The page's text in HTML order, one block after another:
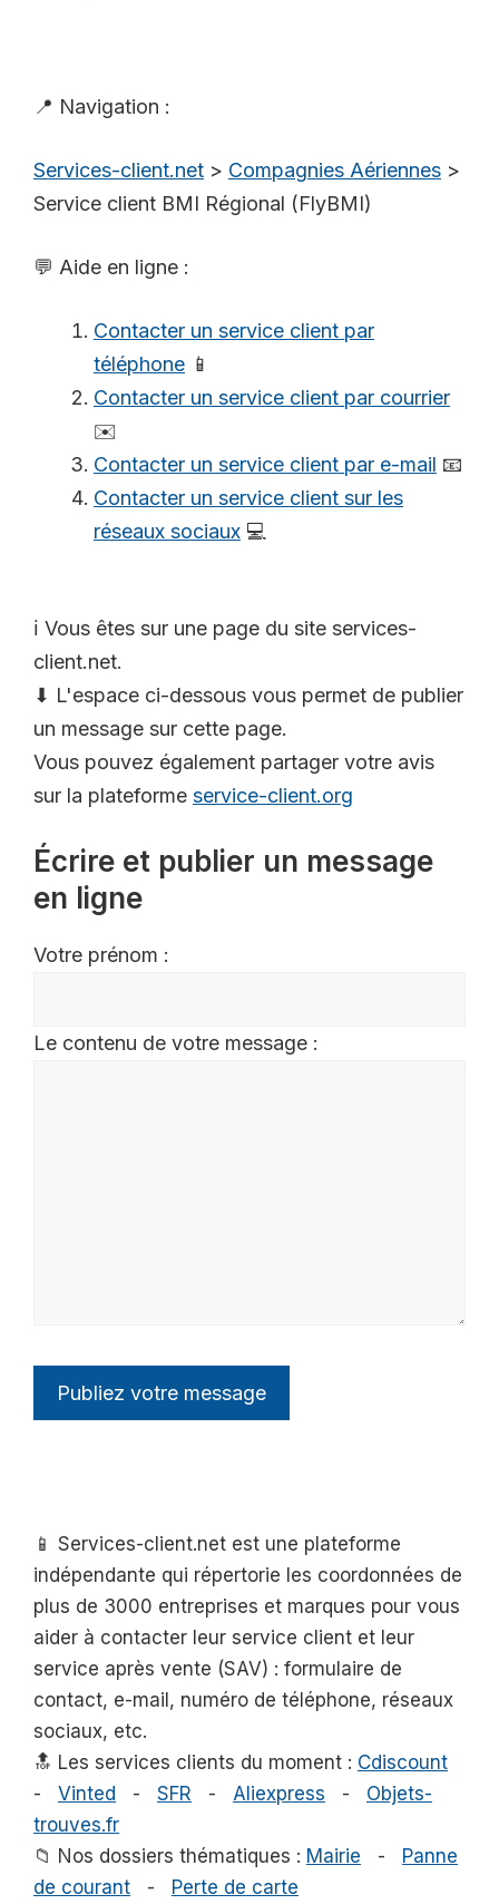
📍 Navigation :
Services-client.net > Compagnies Aériennes >
Service client BMI Régional (FlyBMI)
💬 Aide en ligne :
Contacter un service client par
téléphone 📱
Contacter un service client par courrier
✉️
Contacter un service client par e-mail 📧
Contacter un service client sur les
réseaux sociaux 💻
ℹ️ Vous êtes sur une page du site services-
client.net.
⬇ L'espace ci-dessous vous permet de publier
un message sur cette page.
Vous pouvez également partager votre avis
sur la plateforme service-client.org
Écrire et publier un message
en ligne
Votre prénom :
Le contenu de votre message :
📱 Services-client.net est une plateforme
indépendante qui répertorie les coordonnées de
plus de 3000 entreprises et marques pour vous
aider à contacter leur service client et leur
service après vente (SAV) : formulaire de
contact, e-mail, numéro de téléphone, réseaux
sociaux, etc.
🔝 Les services clients du moment : Cdiscount
- Vinted - SFR - Aliexpress - Objets-
trouves.fr
📁 Nos dossiers thématiques : Mairie - Panne
de courant - Perte de carte